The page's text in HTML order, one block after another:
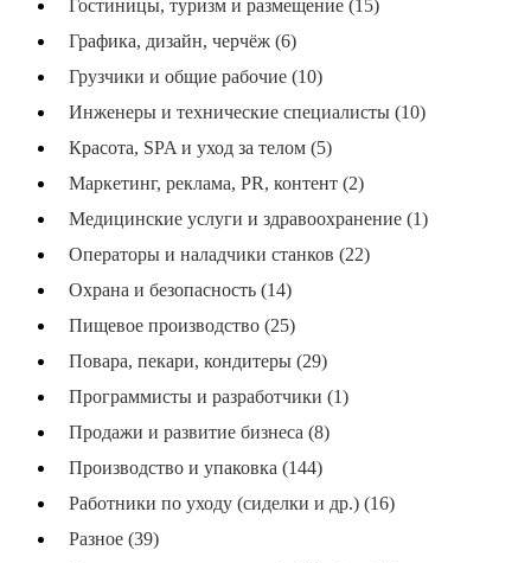
Гостиницы, туризм и размещение (15)
Графика, дизайн, черчёж (6)
Грузчики и общие рабочие (10)
Инженеры и технические специалисты (10)
Красота, SPA и уход за телом (5)
Маркетинг, реклама, PR, контент (2)
Медицинские услуги и здравоохранение (1)
Операторы и наладчики станков (22)
Охрана и безопасность (14)
Пищевое производство (25)
Повара, пекари, кондитеры (29)
Программисты и разработчики (1)
Продажи и развитие бизнеса (8)
Производство и упаковка (144)
Работники по уходу (сиделки и др.) (16)
Разное (39)